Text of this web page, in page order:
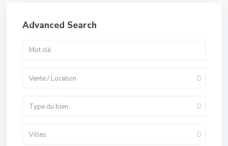
Advanced Search
Vente / Location
Type du bien
Villes